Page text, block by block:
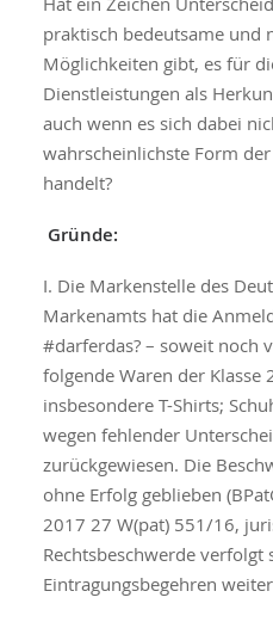
praktisch bedeutsame und
Möglichkeiten gibt, es für
Dienstleistungen als
auch wenn es sich dabei
wahrscheinlichste Form
handelt?
Gründe:
I. Die Markenstelle des
Markenamts hat die
#darferdas? – soweit noch
folgende Waren der Klasse
insbesondere T-Shirts;
wegen fehlender
zurückgewiesen. Die
ohne Erfolg geblieben
2017 27 W(pat) 551/16,
Rechtsbeschwerde verfolgt
Eintragungsbegehren